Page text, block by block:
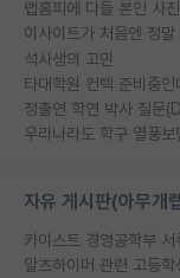
랩홈피에 다들 본인 사
이사이트가 처음엔 정말
석사생의 고민
정출연 학연 박사 질문
자유 게시판(아무개
카이스트 경영공학부 서
알츠하이머 관련 고등